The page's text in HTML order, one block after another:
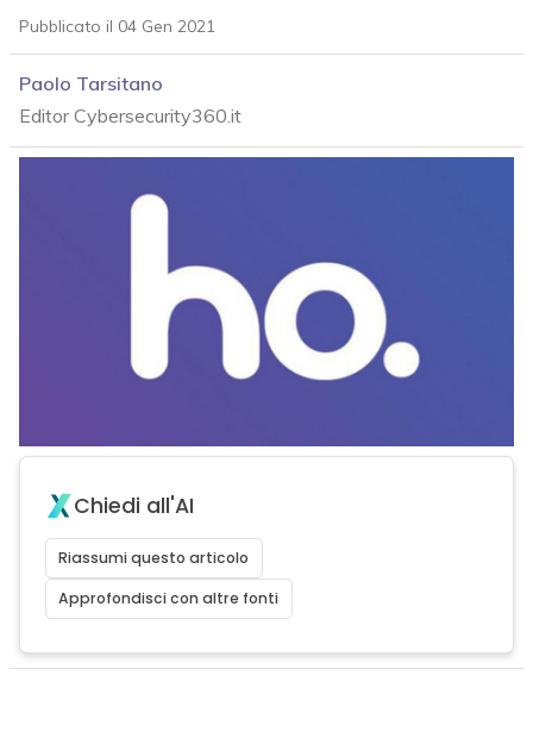
Pubblicato il 04 Gen 2021
Paolo Tarsitano
Editor Cybersecurity360.it
Chiedi all'AI
Riassumi questo articolo
Approfondisci con altre fonti